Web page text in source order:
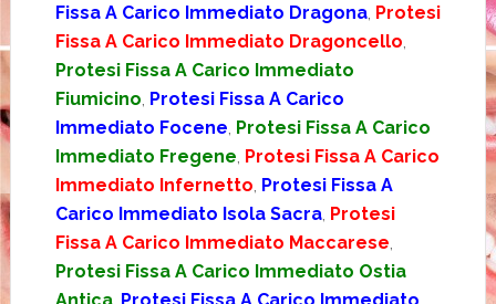
Fissa A Carico Immediato Dragona, Protesi
Fissa A Carico Immediato Dragoncello
Protesi Fissa A Carico Immediato
Fiumicino Protesi Fissa A Carico
Immediato Focene Protesi Fissa A Carico
Immediato Fregene Protesi Fissa A Carico
Immediato Infernetto Protesi Fissa A
Carico Immediato Isola Sacra, Protesi
Fissa A Carico Immediato Maccarese
Protesi Fissa A Carico Immediato Ostia
Antica, Protesi Fissa A Carico Immediato